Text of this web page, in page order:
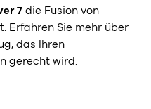
7 die Fusion von
Erfahren Sie mehr über
das Ihren
gerecht wird.